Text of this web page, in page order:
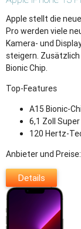
Apple stellt die
Pro werden viele
Kamera- und
steigern.
Bionic Chip.
Top-Features
A15 Bionic-
6,1 Zoll
120 Hertz-
Anbieter und Preise:
Details